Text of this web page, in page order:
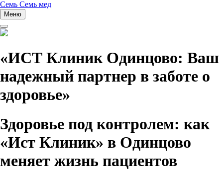
Перейти
к
содержимому
Семь Семь мед
Меню
«ИСТ Клиник Одинцово: Ваш
надежный партнер в заботе о
здоровье»
Здоровье под контролем: как
«Ист Клиник» в Одинцово
меняет жизнь пациентов